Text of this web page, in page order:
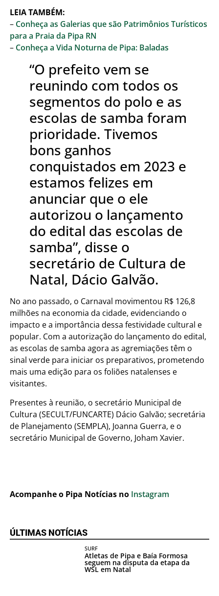
LEIA TAMBÉM:
– Conheça as Galerias que são Patrimônios Turísticos
para a Praia da Pipa RN
– Conheça a Vida Noturna de Pipa: Baladas
“O prefeito vem se
reunindo com todos os
segmentos do polo e as
escolas de samba foram
prioridade. Tivemos
bons ganhos
conquistados em 2023 e
estamos felizes em
anunciar que o ele
autorizou o lançamento
do edital das escolas de
samba”, disse o
secretário de Cultura de
Natal, Dácio Galvão.
No ano passado, o Carnaval movimentou R$ 126,8
milhões na economia da cidade, evidenciando o
impacto e a importância dessa festividade cultural e
popular. Com a autorização do lançamento do edital,
as escolas de samba agora as agremiações têm o
sinal verde para iniciar os preparativos, prometendo
mais uma edição para os foliões natalenses e
visitantes.
Presentes à reunião, o secretário Municipal de
Cultura (SECULT/FUNCARTE) Dácio Galvão; secretária
de Planejamento (SEMPLA), Joanna Guerra, e o
secretário Municipal de Governo, Joham Xavier.
Acompanhe o Pipa Notícias no Instagram
ÚLTIMAS NOTÍCIAS
SURF
Atletas de Pipa e Baía Formosa
seguem na disputa da etapa da
WSL em Natal